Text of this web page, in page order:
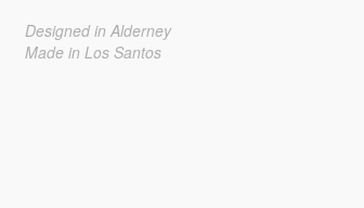
Designed in Alderney
Made in Los Santos